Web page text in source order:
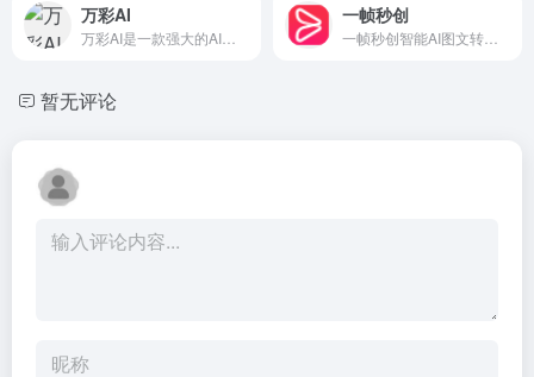
万彩AI 一帧秒创
暂无评论